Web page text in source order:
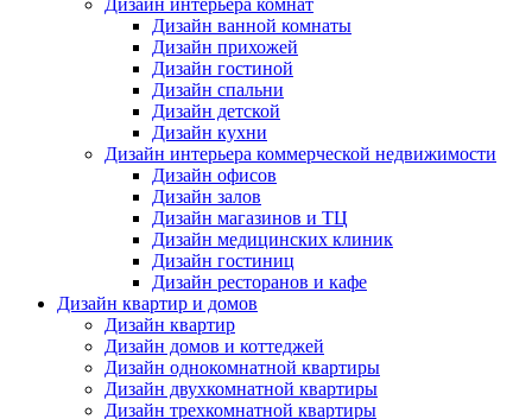
Дизайн интерьера комнат
Дизайн ванной комнаты
Дизайн прихожей
Дизайн гостиной
Дизайн спальни
Дизайн детской
Дизайн кухни
Дизайн интерьера коммерческой недвижимости
Дизайн офисов
Дизайн залов
Дизайн магазинов и ТЦ
Дизайн медицинских клиник
Дизайн гостиниц
Дизайн ресторанов и кафе
Дизайн квартир и домов
Дизайн квартир
Дизайн домов и коттеджей
Дизайн однокомнатной квартиры
Дизайн двухкомнатной квартиры
Дизайн трехкомнатной квартиры